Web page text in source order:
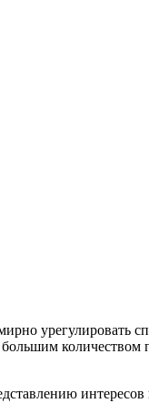
урегулировать
количеством
интересов